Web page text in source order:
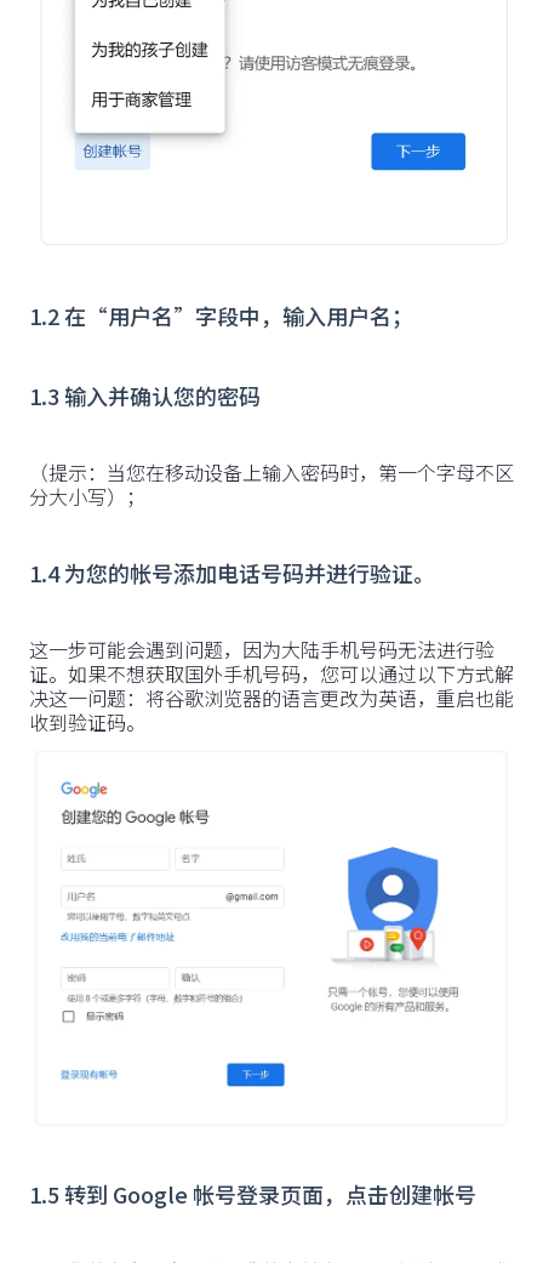
1.2 在“用户名”字段中，输入用户名；
‍1.3 输入并确认您的密码
‍（提示：当您在移动设备上输入密码时，第一个字母不区
分大小写）；
‍1.4 为您的帐号添加电话号码并进行验证。
‍这一步可能会遇到问题，因为大陆手机号码无法进行验
证。如果不想获取国外手机号码，您可以通过以下方式解
决这一问题：将谷歌浏览器的语言更改为英语，重启也能
收到验证码。
1.5 转到 Google 帐号登录页面，点击创建帐号